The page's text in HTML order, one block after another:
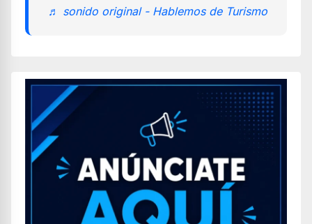
♬ sonido original - Hablemos de Turismo